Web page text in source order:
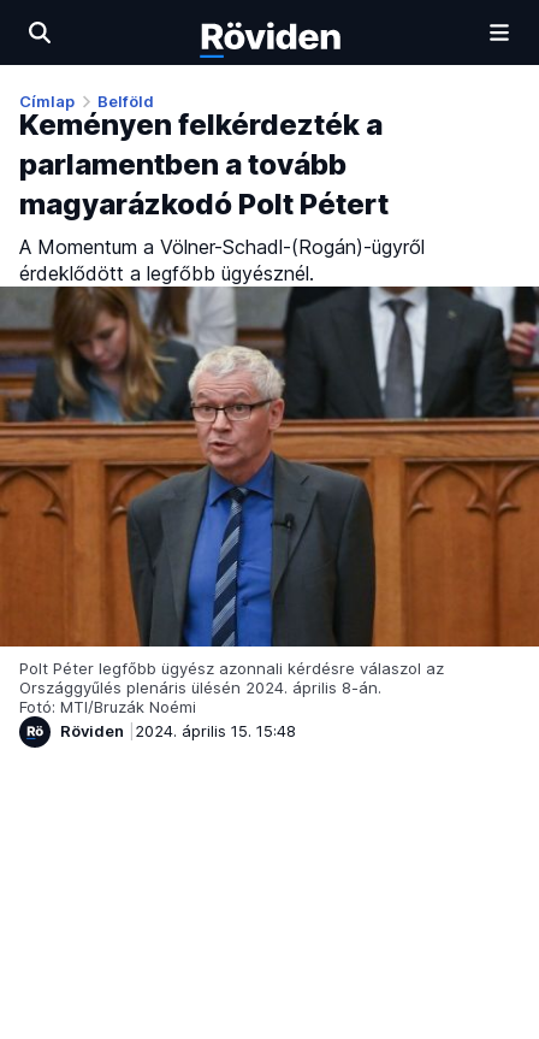
Címlap Belföld
Keményen felkérdezték a
parlamentben a tovább
magyarázkodó Polt Pétert
A Momentum a Völner-Schadl-(Rogán)-ügyről
érdeklődött a legfőbb ügyésznél.
Polt Péter legfőbb ügyész azonnali kérdésre válaszol az
Országgyűlés plenáris ülésén 2024. április 8-án.
Fotó: MTI/Bruzák Noémi
Röviden
2024. április 15. 15:48